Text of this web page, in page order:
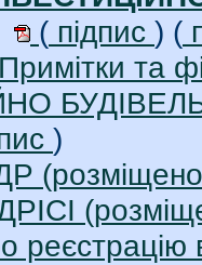
( підпис ) (
та
)